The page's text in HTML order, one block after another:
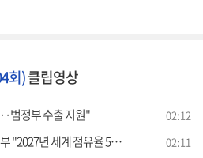
회)클립영상
범정부 수출 지원" 02:12
년 세계 점유율 5%" 02:11